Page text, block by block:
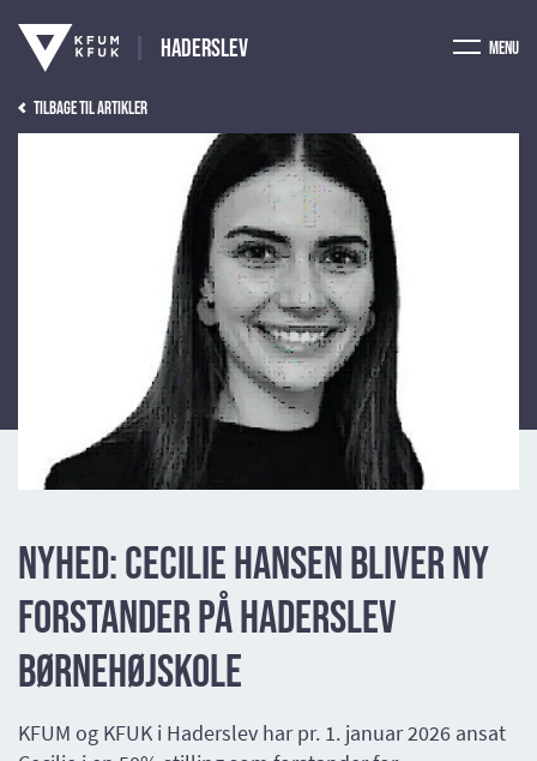
Haderslev Menu
Tilbage til artikler
NYHED: Cecilie Hansen bliver ny
forstander på Haderslev
Børnehøjskole
KFUM og KFUK i Haderslev har pr. 1. januar 2026 ansat